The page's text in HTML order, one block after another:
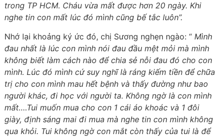
trong TP HCM. Cháu vừa mất được hơn 20 ngày. Khi
nghe tin con mất lúc đó mình cũng bế tắc luôn”.
Nhớ lại khoảng ký ức đó, chị Sương nghẹn ngào: “Mình
đau nhất là lúc con mình nói đau đầu mệt mỏi mà mình
không biết làm cách nào để chia sẻ nỗi đau đó cho con
mình. Lúc đó mình cứ suy nghĩ là ráng kiếm tiền để chữa
trị cho con mình mau hết bệnh và thấy đường như bao
người khác, đi học với người ta. Không ngờ là con mình
mất….Tui muốn mua cho con 1 cái áo khoác và 1 đôi
giày, định sáng mai đi mua mà nghe tin con mình không
qua khỏi. Tui không ngờ con mắt còn thấy của tui là để